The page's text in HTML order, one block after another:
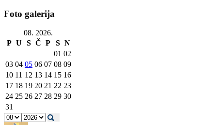
Foto galerija
08. 2026.
P U S Č P S N
01 02
03 04 05 06 07 08 09
10 11 12 13 14 15 16
17 18 19 20 21 22 23
24 25 26 27 28 29 30
31